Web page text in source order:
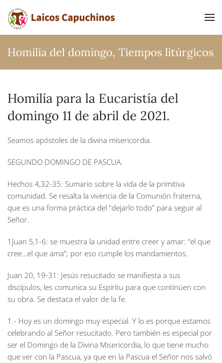
Ir al contenido principal
Homilía del domingo, Tiempos litúrgicos
Homilía para la Eucaristía del
domingo 11 de abril de 2021.
Seamos apóstoles de la divina misericordia.
SEGUNDO DOMINGO DE PASCUA.
Hechos 4,32-35: Sumario sobre la vida de la primitiva
comunidad. Se resalta la vivencia de la Comunión fraterna,
que es una forma práctica del “dejarlo todo” para seguir al
Señor.
1Juan 5,1-6: se muestra la unidad entre creer y amar: “el que
cree…el que ama”; por eso cumple los mandamientos.
Juan 20, 19-31: Jesús resucitado se manifiesta a sus
discípulos, les comunica su Espíritu para que continúen con
su obra. Se destaca el valor de la fe.
1.- Hoy es un domingo muy especial. Y lo es porque estamos
celebrando al Señor resucitado. Pero también es especial por
ser el Domingo de la Divina Misericordia, lo que tiene mucho
que ver con la Pascua, ya que en la Pascua el Señor nos salvó